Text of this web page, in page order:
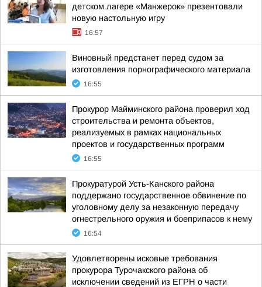
детском лагере «Манжерок» презентовали
новую настольную игру
16:57
Виновный предстанет перед судом за
изготовления порнографического материала
16:55
Прокурор Майминского района проверил ход
строительства и ремонта объектов,
реализуемых в рамках национальных
проектов и государственных программ
16:55
Прокуратурой Усть-Канского района
поддержано государственное обвинение по
уголовному делу за незаконную передачу
огнестрельного оружия и боеприпасов к нему
16:54
Удовлетворены исковые требования
прокурора Турочакского района об
исключении сведений из ЕГРН о части